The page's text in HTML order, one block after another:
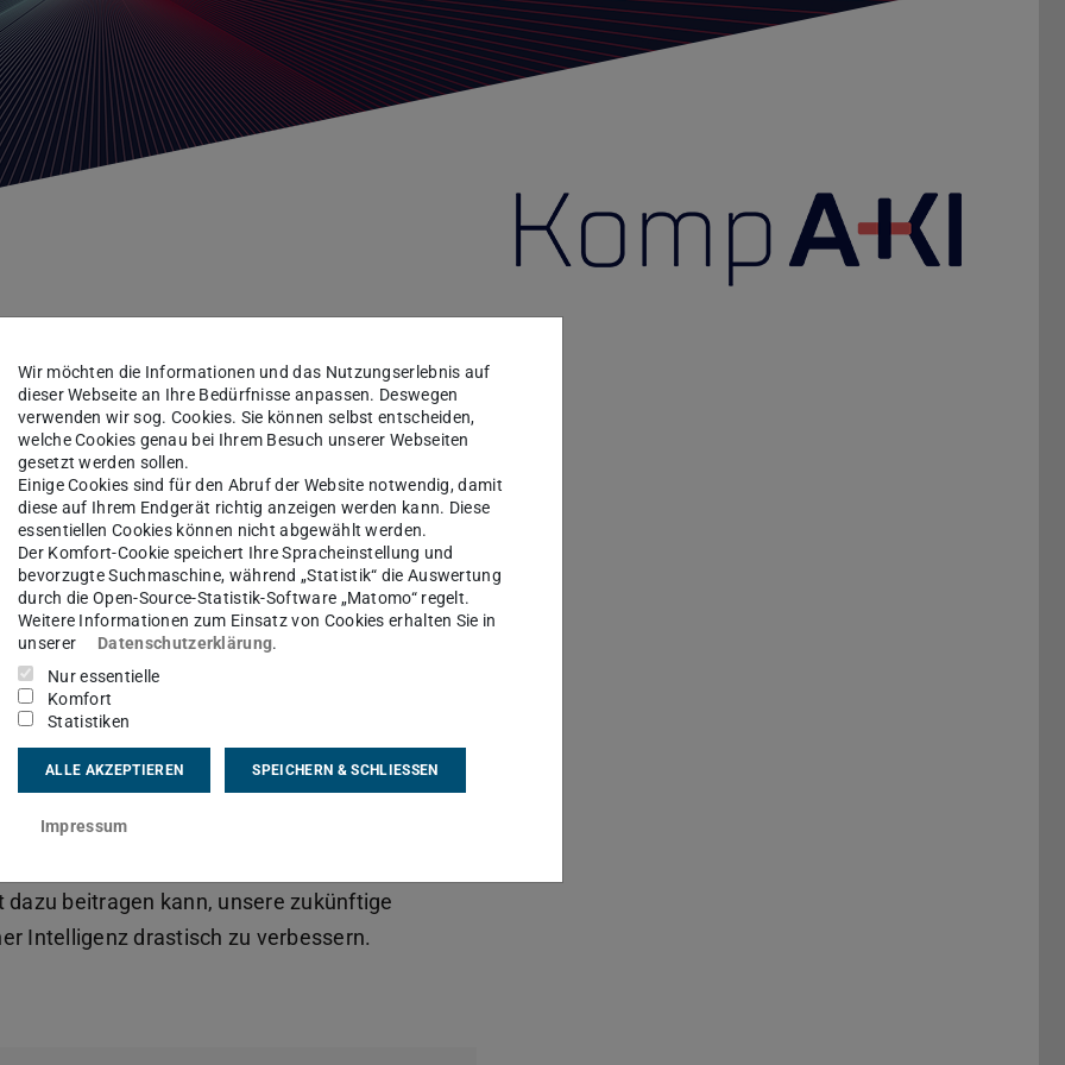
Universität Darmstadt vereint
die gemeinsam an der wissenschaftlichen
bei Menschen und Maschinen arbeiten.
wir an einem rechnerisch-repräsentativen
und Handlung durch eine enge
Die TU Darmstadt ist eine
Intelligenz (KI), Maschinelles Lernen
entwickeln rechnerische und algorithmische
und nutzen Erkenntnisse aus KI und ML
und Neurowissenschaften. Darüber hinaus
beitragen kann, unsere zukünftige
Intelligenz drastisch zu verbessern.
Wir möchten die Informationen und das Nutzungserlebnis auf
dieser Webseite an Ihre Bedürfnisse anpassen. Deswegen
verwenden wir sog. Cookies. Sie können selbst entscheiden,
welche Cookies genau bei Ihrem Besuch unserer Webseiten
gesetzt werden sollen.
Einige Cookies sind für den Abruf der Website notwendig, damit
diese auf Ihrem Endgerät richtig anzeigen werden kann. Diese
essentiellen Cookies können nicht abgewählt werden.
Der Komfort-Cookie speichert Ihre Spracheinstellung und
bevorzugte Suchmaschine, während „Statistik“ die Auswertung
durch die Open-Source-Statistik-Software „Matomo“ regelt.
Weitere Informationen zum Einsatz von Cookies erhalten Sie in
unserer
Datenschutzerklärung.
Nur essentielle
Komfort
Statistiken
ALLE AKZEPTIEREN SPEICHERN & SCHLIESSEN
Impressum